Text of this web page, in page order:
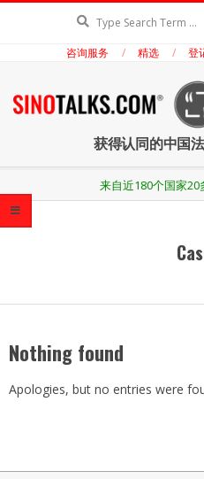
咨询服务 精选 登
丝
络
谈
获得认同的中国
Navigation
Menu
来自近180个国家
Nothing found
Apologies, but no entries were